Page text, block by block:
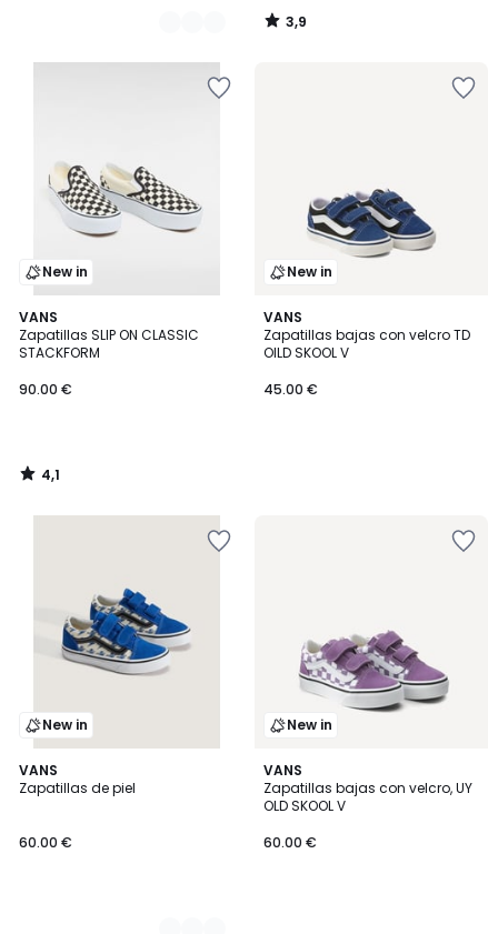
3,9
/
New in
VANS
Zapatillas SLIP ON CLASSIC
STACKFORM
90.00 €
4,1
/ 5
4,1
/
New in
VANS
Zapatillas bajas con velcro TD
OlLD SKOOL V
45.00 €
New in
VANS
Zapatillas de piel
60.00 €
2
Colores
New in
VANS
Zapatillas bajas con velcro, UY
OLD SKOOL V
60.00 €